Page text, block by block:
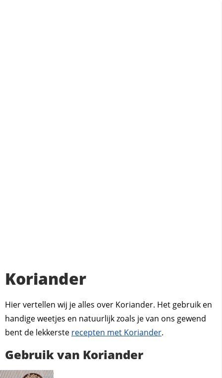
Koriander
Hier vertellen wij je alles over Koriander. Het gebruik en
handige weetjes en natuurlijk zoals je van ons gewend
bent de lekkerste recepten met Koriander.
Gebruik van Koriander